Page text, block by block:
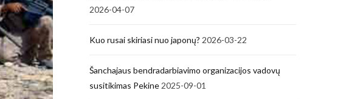
2026-04-07
Kuo rusai skiriasi nuo japonų? 2026-03-22
Šanchajaus bendradarbiavimo organizacijos vadovų
susitikimas Pekine 2025-09-01